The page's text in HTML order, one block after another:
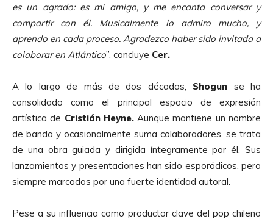
es un agrado: es mi amigo, y me encanta conversar y
compartir con él. Musicalmente lo admiro mucho, y
aprendo en cada proceso. Agradezco haber sido invitada a
colaborar en Atlántico”, concluye Cer.
A lo largo de más de dos décadas, Shogun se ha
consolidado como el principal espacio de expresión
artística de Cristián Heyne.Aunque mantiene un nombre
de banda y ocasionalmente suma colaboradores, se trata
de una obra guiada y dirigida íntegramente por él. Sus
lanzamientos y presentaciones han sido esporádicos, pero
siempre marcados por una fuerte identidad autoral.
Pese a su influencia como productor clave del pop chileno